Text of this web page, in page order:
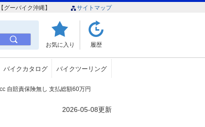
ーバイク沖縄】 サイトマップ
お気に入り 履歴
バイクカタログ バイクツーリング
自賠責保険無し 支払総額60万円
2026-05-08更新